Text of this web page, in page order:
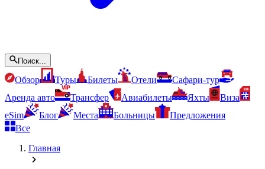
Поиск...
Обзор Туры Билеты Отели
Сафари-тур
Аренда авто
Трансфер Авиабилеты Яхты
Виза
eSim
Блог Места Больницы
Предложения
Все
Главная